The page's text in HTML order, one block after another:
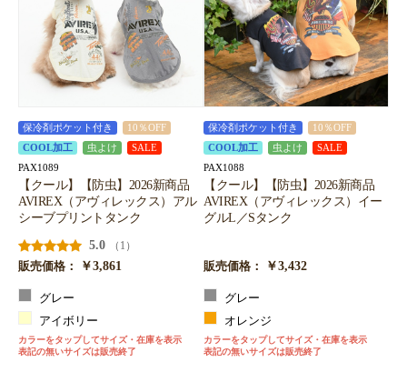
保冷剤ポケット付き
10％OFF
COOL加工
虫よけ SALE
PAX1089
【クール】【防虫】2026新商品
AVIREX（アヴィレックス）アル
シーブプリントタンク
5.0
（1）
販売価格：
￥3,861
グレー
アイボリー
カラーをタップしてサイズ・在庫を表示
表記の無いサイズは販売終了
保冷剤ポケット付き
10％OFF
COOL加工
虫よけ SALE
PAX1088
【クール】【防虫】2026新商品
AVIREX（アヴィレックス）イー
グルL／Sタンク
販売価格： ￥3,432
グレー
オレンジ
カラーをタップしてサイズ・在庫を表示
表記の無いサイズは販売終了